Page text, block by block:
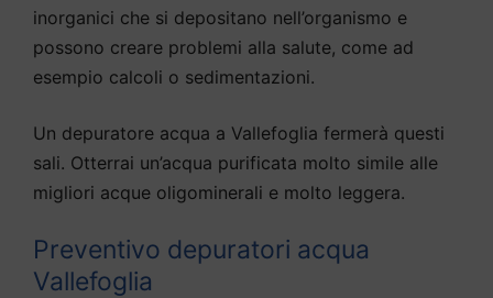
inorganici che si depositano nell’organismo e
possono creare problemi alla salute, come ad
esempio calcoli o sedimentazioni.
Un depuratore acqua a Vallefoglia fermerà questi
sali. Otterrai un’acqua purificata molto simile alle
migliori acque oligominerali e molto leggera.
Preventivo depuratori acqua
Vallefoglia